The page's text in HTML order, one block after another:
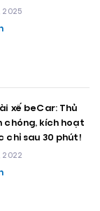
2025
xế beCar: Thủ
chóng, kích hoạt
chỉ sau 30 phút!
2022